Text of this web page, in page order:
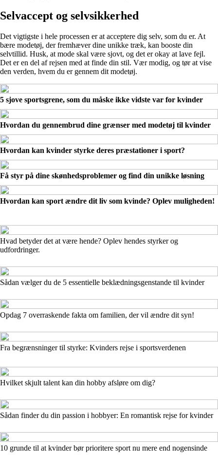
Selvaccept og selvsikkerhed
Det vigtigste i hele processen er at acceptere dig selv, som du er. At
bære modetøj, der fremhæver dine unikke træk, kan booste din
selvtillid. Husk, at mode skal være sjovt, og det er okay at lave fejl.
Det er en del af rejsen med at finde din stil. Vær modig, og tør at vise
den verden, hvem du er gennem dit modetøj.
5 sjove sportsgrene, som du måske ikke vidste var for kvinder
Hvordan du gennembrud dine grænser med modetøj til kvinder
Hvordan kan kvinder styrke deres præstationer i sport?
Få styr på dine skønhedsproblemer og find din unikke løsning
Hvordan kan sport ændre dit liv som kvinde? Oplev muligheden!
Hvad betyder det at være hende? Oplev hendes styrker og
udfordringer.
Sådan vælger du de 5 essentielle beklædningsgenstande til kvinder
Opdag 7 overraskende fakta om familien, der vil ændre dit syn!
Fra begrænsninger til styrke: Kvinders rejse i sportsverdenen
Hvilket skjult talent kan din hobby afsløre om dig?
Sådan finder du din passion i hobbyer: En romantisk rejse for kvinder
10 grunde til at kvinder bør prioritere sport nu mere end nogensinde